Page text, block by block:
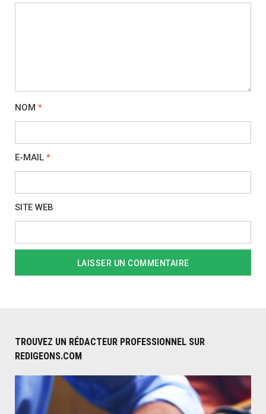
NOM *
E-MAIL *
SITE WEB
TROUVEZ UN RÉDACTEUR PROFESSIONNEL SUR
REDIGEONS.COM